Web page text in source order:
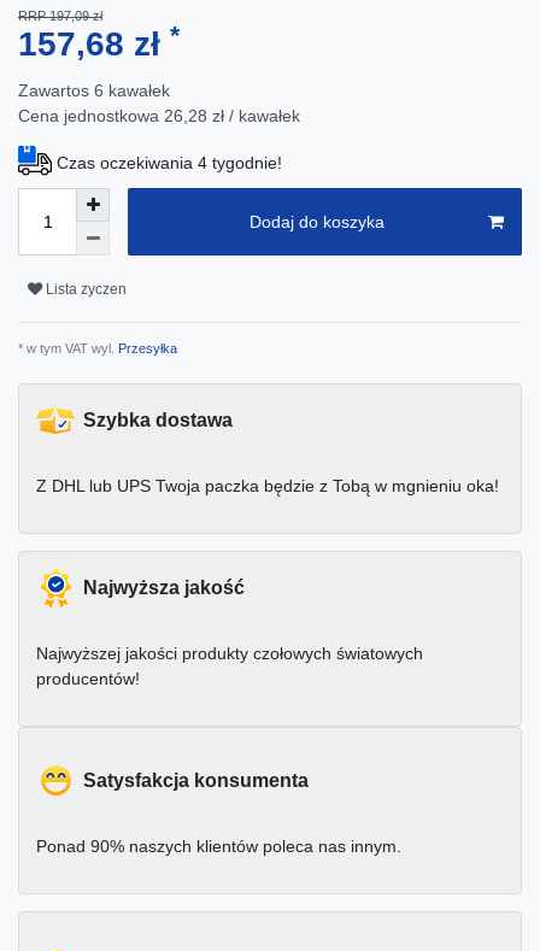
RRP 197,09 zł
157,68 zł *
Zawartos 6 kawałek
Cena jednostkowa 26,28 zł / kawałek
Czas oczekiwania 4 tygodnie!
Dodaj do koszyka
Lista zyczen
* w tym VAT wyl. Przesyłka
Szybka dostawa
Z DHL lub UPS Twoja paczka będzie z Tobą w mgnieniu oka!
Najwyższa jakość
Najwyższej jakości produkty czołowych światowych
producentów!
Satysfakcja konsumenta
Ponad 90% naszych klientów poleca nas innym.